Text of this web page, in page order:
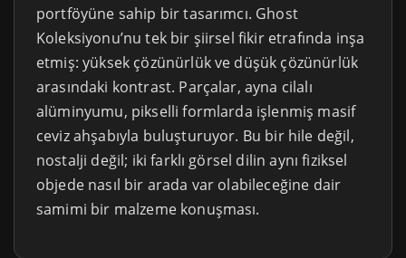
portföyüne sahip bir tasarımcı. Ghost
Koleksiyonu’nu tek bir şiirsel fikir etrafında inşa
etmiş: yüksek çözünürlük ve düşük çözünürlük
arasındaki kontrast. Parçalar, ayna cilalı
alüminyumu, pikselli formlarda işlenmiş masif
ceviz ahşabıyla buluşturuyor. Bu bir hile değil,
nostalji değil; iki farklı görsel dilin aynı fiziksel
objede nasıl bir arada var olabileceğine dair
samimi bir malzeme konuşması.